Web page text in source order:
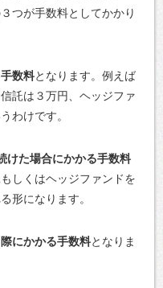
つが手数料としてかかり
数料となります。例えば
託は３万円、ヘッジファ
わけです。
けた場合にかかる手数料
しくはヘッジファンドを
形になります。
にかかる手数料となりま